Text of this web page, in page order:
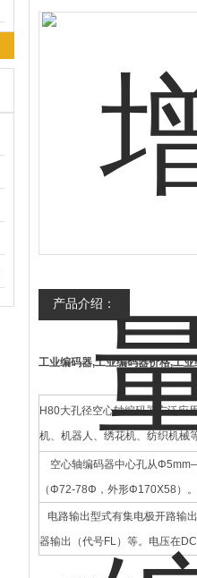
产品介绍：
工业编码器,工业编码器价格,工
H80大孔径空心轴编码器广泛应
机、机器人、绣花机、纺织机械
空心轴编码器中心孔从
（Φ72-78Φ，外形Φ170X58）。
电路输出型式有集电极开路输
器输出（代号FL）等。电压在